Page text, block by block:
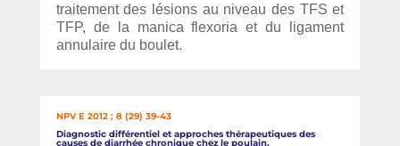
traitement des lésions au niveau des TFS et
TFP, de la manica flexoria et du ligament
annulaire du boulet.
NPV E 2012 ; 8 (29) 39-43
Diagnostic différentiel et approches thérapeutiques des
causes de diarrhée chronique chez le poulain.